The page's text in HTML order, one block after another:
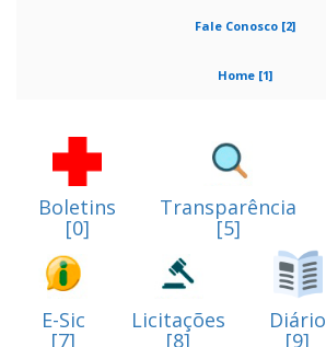
Fale Conosco [2]
Home [1]
Boletins
[0]
Transparência
[5]
E-Sic
[7]
Licitações
[8]
Diário
[9]